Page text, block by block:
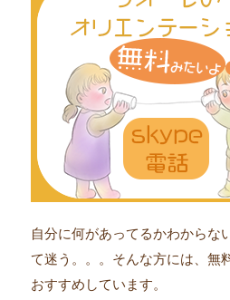
自分に何があってるかわからな
て迷う。。。そんな方には、無
おすすめしています。